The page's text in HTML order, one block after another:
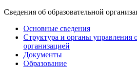
Сведения об образовательной
Основные сведения
Структура и органы управления
организацией
Документы
Образование